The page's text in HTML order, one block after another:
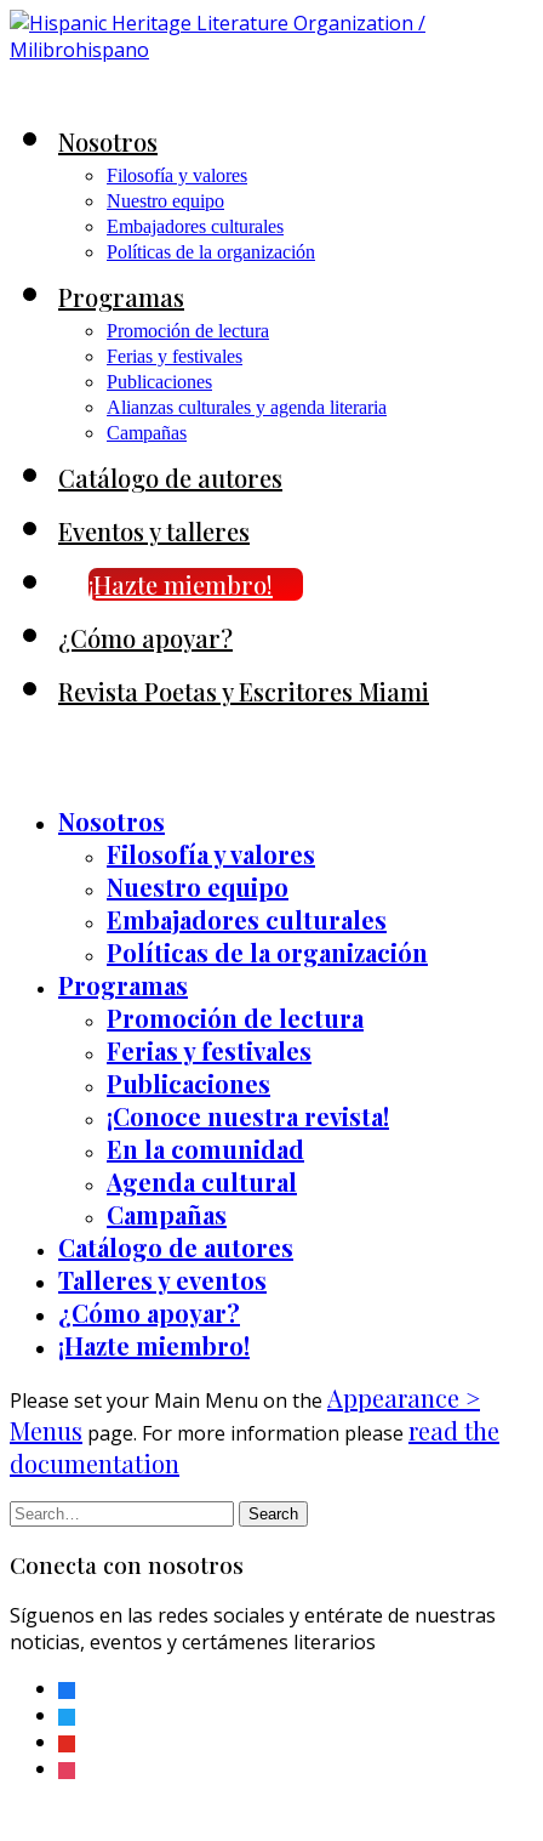
Nosotros
Filosofía y valores
Nuestro equipo
Embajadores culturales
Políticas de la organización
Programas
Promoción de lectura
Ferias y festivales
Publicaciones
Alianzas culturales y agenda literaria
Campañas
Catálogo de autores
Eventos y talleres
¡Hazte miembro!
¿Cómo apoyar?
Revista Poetas y Escritores Miami
Nosotros
Filosofía y valores
Nuestro equipo
Embajadores culturales
Políticas de la organización
Programas
Promoción de lectura
Ferias y festivales
Publicaciones
¡Conoce nuestra revista!
En la comunidad
Agenda cultural
Campañas
Catálogo de autores
Talleres y eventos
¿Cómo apoyar?
¡Hazte miembro!
Please set your Main Menu on the Appearance >
Menus page. For more information please read the
documentation
Conecta con nosotros
Síguenos en las redes sociales y entérate de nuestras
noticias, eventos y certámenes literarios
facebook
twitter
youtube
instagram